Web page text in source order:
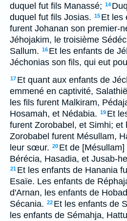
duquel fut fils Manassé; 14
duquel fut fils Josias. 15 Et les
furent Johanan son premier-
Jéhojakim, le troisième
Sallum. 16 Et les enfants de
Jéchonias son fils, qui eut
17 Et quant aux enfants de
emmené en captivité,
les fils furent Malkiram,
Hosamah, et Nédabia. 19 Et
furent Zorobabel, et Simhi; et
Zorobabel furent Mésullam,
leur sœur. 20 Et de
Bérécia, Hasadia, et Jusab-
21 Et les enfants de Hanania
Esaïe. Les enfants de
d'Arnan, les enfants de
Sécania. 22 Et les enfants de
les enfants de Sémahja,